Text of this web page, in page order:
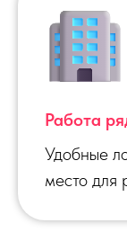
Работа
Удобные
место для